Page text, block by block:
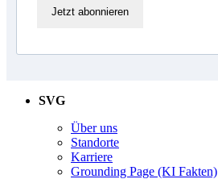
Jetzt abonnieren
SVG
Über uns
Standorte
Karriere
Grounding Page (KI Fakten)